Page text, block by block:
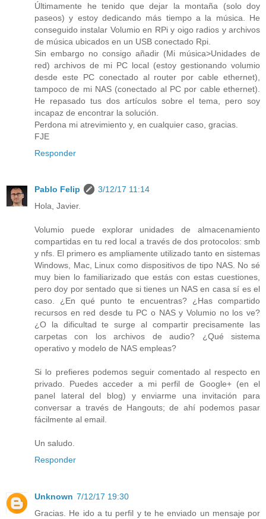
Últimamente he tenido que dejar la montaña (solo doy
paseos) y estoy dedicando más tiempo a la música. He
conseguido instalar Volumio en RPi y oigo radios y archivos
de música ubicados en un USB conectado Rpi.
Sin embargo no consigo añadir (Mi música>Unidades de
red) archivos de mi PC local (estoy gestionando volumio
desde este PC conectado al router por cable ethernet),
tampoco de mi NAS (conectado al PC por cable ethernet).
He repasado tus dos artículos sobre el tema, pero soy
incapaz de encontrar la solución.
Perdona mi atrevimiento y, en cualquier caso, gracias.
FJE
Responder
Pablo Felip
3/12/17 11:14
Hola, Javier.
Volumio puede explorar unidades de almacenamiento
compartidas en tu red local a través de dos protocolos: smb
y nfs. El primero es ampliamente utilizado tanto en sistemas
Windows, Mac, Linux como dispositivos de tipo NAS. No sé
muy bien lo familiarizado que estás con estas cuestiones,
pero doy por sentado que si tienes un NAS en casa sí es el
caso. ¿En qué punto te encuentras? ¿Has compartido
recursos en red desde tu PC o NAS y Volumio no los ve?
¿O la dificultad te surge al compartir precisamente las
carpetas con los archivos de audio? ¿Qué sistema
operativo y modelo de NAS empleas?
Si lo prefieres podemos seguir comentado al respecto en
privado. Puedes acceder a mi perfil de Google+ (en el
panel lateral del blog) y enviarme una invitación para
conversar a través de Hangouts; de ahí podemos pasar
fácilmente al email.
Un saludo.
Responder
Unknown 7/12/17 19:30
Gracias. He ido a tu perfil y te he enviado un mensaje por